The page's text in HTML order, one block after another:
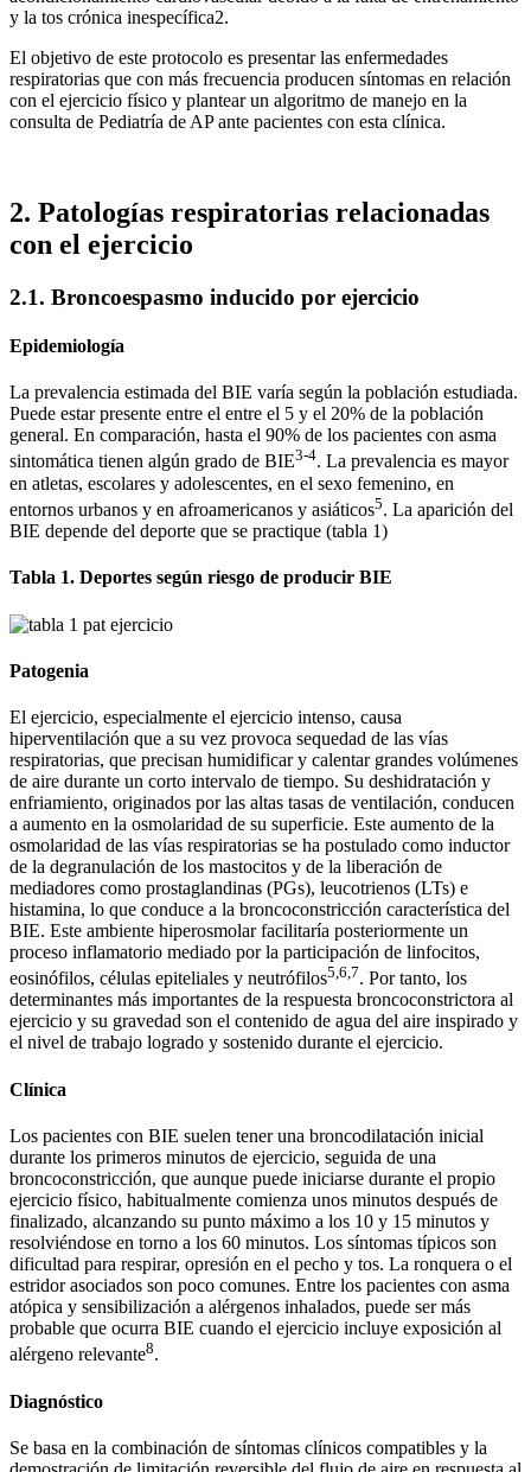
y la tos crónica inespecífica2.
El objetivo de este protocolo es presentar las enfermedades
respiratorias que con más frecuencia producen síntomas en relación
con el ejercicio físico y plantear un algoritmo de manejo en la
consulta de Pediatría de AP ante pacientes con esta clínica.
2. Patologías respiratorias relacionadas
con el ejercicio
2.1. Broncoespasmo inducido por ejercicio
Epidemiología
La prevalencia estimada del BIE varía según la población estudiada.
Puede estar presente entre el entre el 5 y el 20% de la población
general. En comparación, hasta el 90% de los pacientes con asma
sintomática tienen algún grado de BIE3-4. La prevalencia es mayor
en atletas, escolares y adolescentes, en el sexo femenino, en
entornos urbanos y en afroamericanos y asiáticos5. La aparición del
BIE depende del deporte que se practique (tabla 1)
Tabla 1. Deportes según riesgo de producir BIE
Patogenia
El ejercicio, especialmente el ejercicio intenso, causa
hiperventilación que a su vez provoca sequedad de las vías
respiratorias, que precisan humidificar y calentar grandes volúmenes
de aire durante un corto intervalo de tiempo. Su deshidratación y
enfriamiento, originados por las altas tasas de ventilación, conducen
a aumento en la osmolaridad de su superficie. Este aumento de la
osmolaridad de las vías respiratorias se ha postulado como inductor
de la degranulación de los mastocitos y de la liberación de
mediadores como prostaglandinas (PGs), leucotrienos (LTs) e
histamina, lo que conduce a la broncoconstricción característica del
BIE. Este ambiente hiperosmolar facilitaría posteriormente un
proceso inflamatorio mediado por la participación de linfocitos,
eosinófilos, células epiteliales y neutrófilos5,6,7. Por tanto, los
determinantes más importantes de la respuesta broncoconstrictora al
ejercicio y su gravedad son el contenido de agua del aire inspirado y
el nivel de trabajo logrado y sostenido durante el ejercicio.
Clínica
Los pacientes con BIE suelen tener una broncodilatación inicial
durante los primeros minutos de ejercicio, seguida de una
broncoconstricción, que aunque puede iniciarse durante el propio
ejercicio físico, habitualmente comienza unos minutos después de
finalizado, alcanzando su punto máximo a los 10 y 15 minutos y
resolviéndose en torno a los 60 minutos. Los síntomas típicos son
dificultad para respirar, opresión en el pecho y tos. La ronquera o el
estridor asociados son poco comunes. Entre los pacientes con asma
atópica y sensibilización a alérgenos inhalados, puede ser más
probable que ocurra BIE cuando el ejercicio incluye exposición al
alérgeno relevante8.
Diagnóstico
Se basa en la combinación de síntomas clínicos compatibles y la